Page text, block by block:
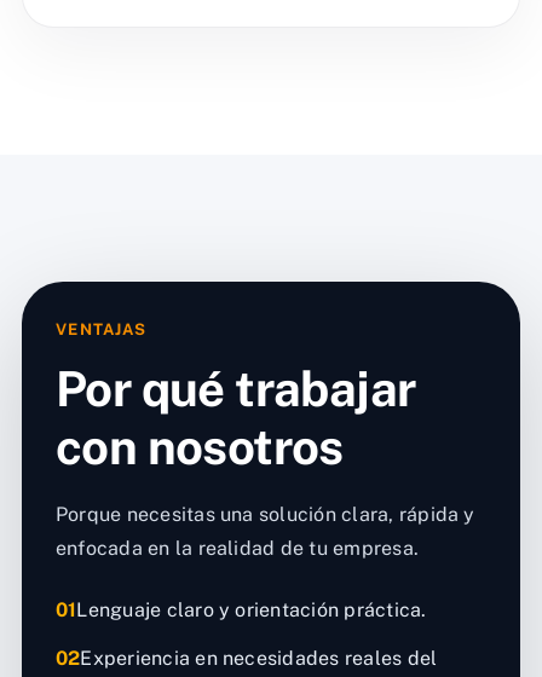
VENTAJAS
Por qué trabajar
con nosotros
Porque necesitas una solución clara, rápida y
enfocada en la realidad de tu empresa.
01Lenguaje claro y orientación práctica.
02Experiencia en necesidades reales del